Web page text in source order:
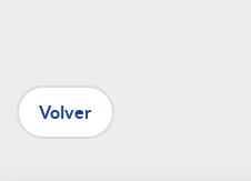
nVolver